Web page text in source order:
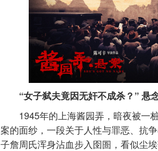
“女子弑夫竟因无奸不成杀？” 悬
1945年的上海酱园弄，暗夜被一
案的面纱，一段关于人性与罪恶、抗
子詹周氏浑身沾血步入囹圄，看似尘